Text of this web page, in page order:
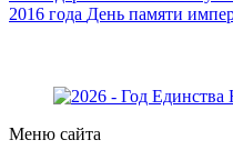
2016 года День памяти
Меню сайта